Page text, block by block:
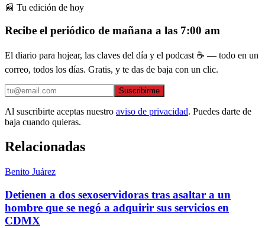
📰 Tu edición de hoy
Recibe el periódico de mañana a las 7:00 am
El diario para hojear, las claves del día y el podcast ☕ — todo en un
correo, todos los días. Gratis, y te das de baja con un clic.
Suscribirme
Al suscribirte aceptas nuestro aviso de privacidad. Puedes darte de
baja cuando quieras.
Relacionadas
Benito Juárez
Detienen a dos sexoservidoras tras asaltar a un
hombre que se negó a adquirir sus servicios en
CDMX